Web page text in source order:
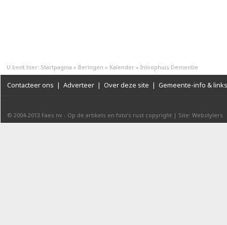
U bent hier: Startpagina » Beringen » Kalender » Inloophuis Dementie
Contacteer ons | Adverteer | Over deze site | Gemeente-info & links
© 2004-2013 Faes nv - Op de artikels en foto’s rust copyright | Site: Webstylers